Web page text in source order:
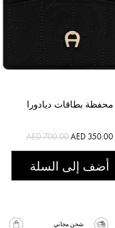
محفظة بطاقات ديادورا
AED 700.00AED 350.00
أضف إلى السلة